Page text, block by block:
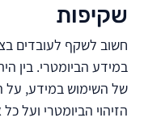
שקיפות
חשוב לשקף לעובדים
במידע הביומטרי. בין
של השימוש במידע, על
הזיהוי הביומטרי ועל